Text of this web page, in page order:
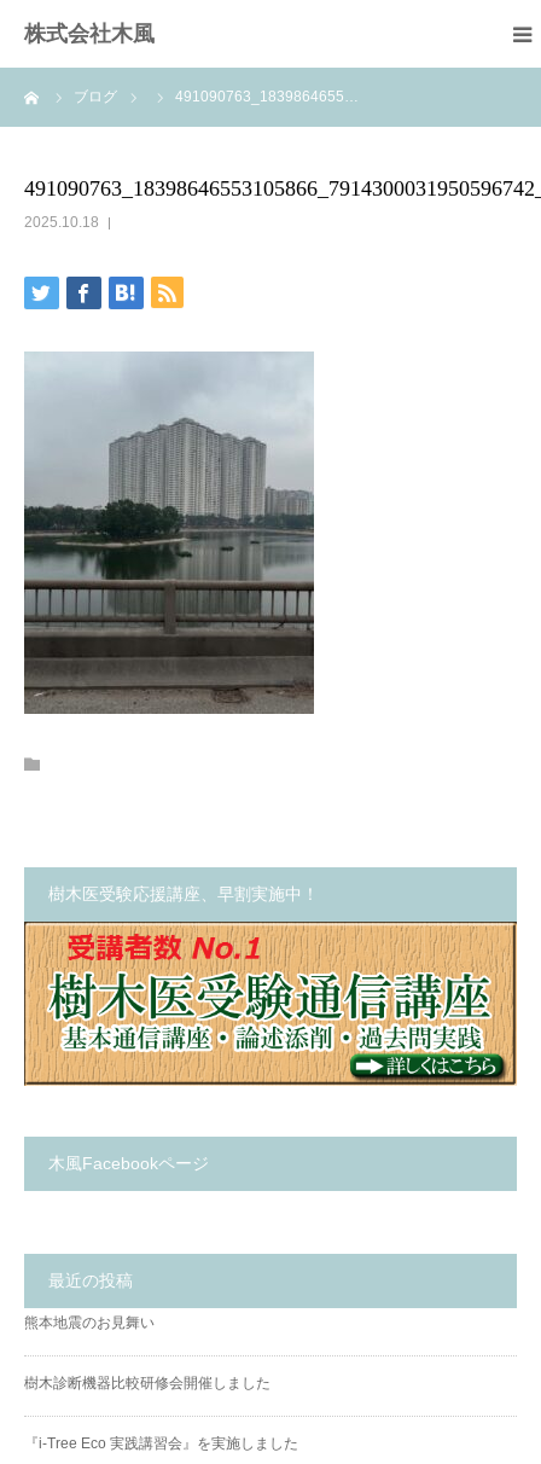
株式会社木風
ブログ 491090763_1839864655…
2025.10.18
樹木医受験応援講座、早割実施中！
木風Facebookページ
最近の投稿
熊本地震のお見舞い
樹木診断機器比較研修会開催しました
『i-Tree Eco 実践講習会』を実施しました
業務案内
お問い合せ